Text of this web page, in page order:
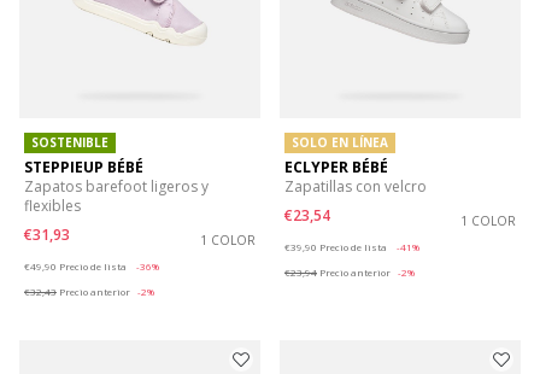
SOSTENIBLE
STEPPIEUP BÉBÉ
Zapatos barefoot ligeros y
flexibles
€31,93
1 COLOR
€49,90 Precio de lista
-36%
€32,43 Precio anterior -2%
SOLO EN LÍNEA
ECLYPER BÉBÉ
Zapatillas con velcro
€23,54
1 COLOR
€39,90 Precio de lista
-41%
€23,94 Precio anterior -2%